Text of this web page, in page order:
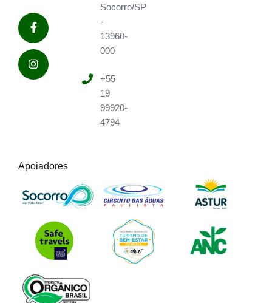
Socorro/SP
-
13960-
000
+55
19
99920-
4794
Apoiadores